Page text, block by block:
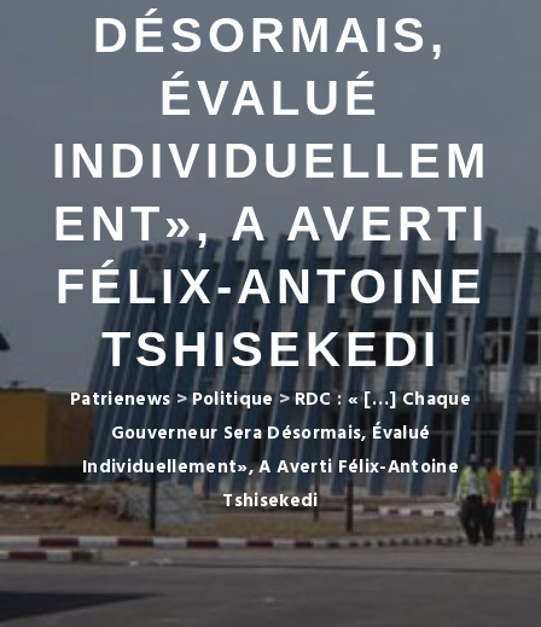
DÉSORMAIS,
ÉVALUÉ
INDIVIDUELLEM
ENT», A AVERTI
FÉLIX-ANTOINE
TSHISEKEDI
Patrienews>Politique>RDC : « […] Chaque
Gouverneur Sera Désormais, Évalué
Individuellement», A Averti Félix-Antoine
Tshisekedi